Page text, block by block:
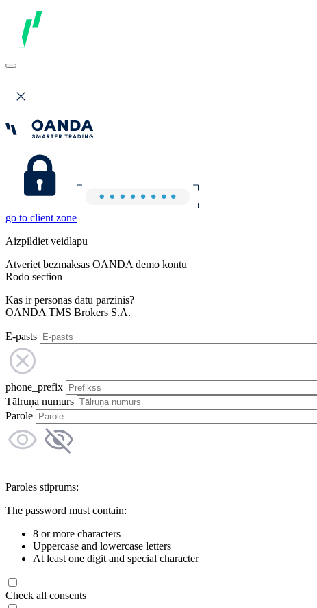
go to client zone
Aizpildiet veidlapu
Atveriet bezmaksas OANDA demo kontu
Rodo section
Kas ir personas datu pārzinis?
OANDA TMS Brokers S.A.
E-pasts
phone_prefix
Tālruņa numurs
Parole
Paroles stiprums:
The password must contain:
8 or more characters
Uppercase and lowercase letters
At least one digit and special character
Check all consents